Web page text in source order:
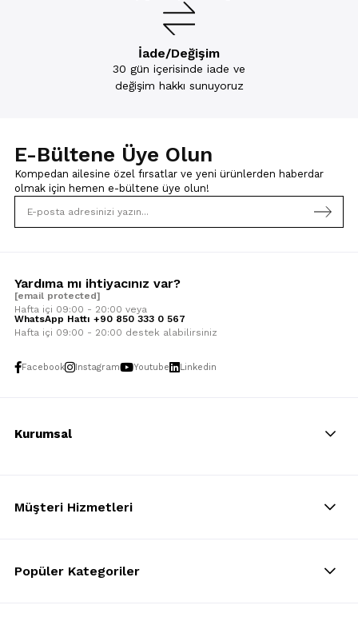
İade/Değişim
30 gün içerisinde iade ve
değişim hakkı sunuyoruz
E-Bültene Üye Olun
Kompedan ailesine özel fırsatlar ve yeni ürünlerden haberdar
olmak için hemen e-bültene üye olun!
Yardıma mı ihtiyacınız var?
[email protected]
Hafta içi 09:00 - 20:00 veya
WhatsApp Hattı +90 850 333 0 567
Hafta içi 09:00 - 20:00 destek alabilirsiniz
Facebook Instagram Youtube Linkedin
Kurumsal
Müşteri Hizmetleri
Popüler Kategoriler